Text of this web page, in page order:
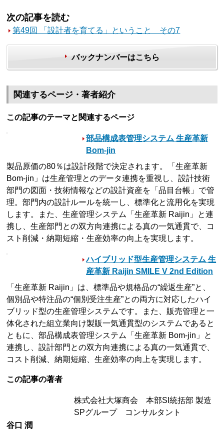
次の記事を読む
第49回 「設計者を育てる」ということ その7
バックナンバーはこちら
関連するページ・著者紹介
この記事のテーマと関連するページ
部品構成表管理システム 生産革新
Bom-jin
製品原価の80％は設計段階で決定されます。「生産革新
Bom-jin」は生産管理とのデータ連携を重視し、設計技術
部門の図面・技術情報などの設計資産を「品目台帳」で管
理。部門内の設計ルールを統一し、標準化と流用化を実現
します。また、生産管理システム「生産革新 Raijin」と連
携し、生産部門との双方向連携による真の一気通貫で、コ
スト削減・納期短縮・生産効率の向上を実現します。
ハイブリッド型生産管理システム 生
産革新 Raijin SMILE V 2nd Edition
「生産革新 Raijin」は、標準品や規格品の“繰返生産”と、
個別品や特注品の“個別受注生産”との両方に対応したハイ
ブリッド型の生産管理システムです。また、販売管理と一
体化された組立業向け製販一気通貫型のシステムであると
ともに、部品構成表管理システム「生産革新 Bom-jin」と
連携し、設計部門との双方向連携による真の一気通貫で、
コスト削減、納期短縮、生産効率の向上を実現します。
この記事の著者
株式会社大塚商会 本部SI統括部 製造
SPグループ コンサルタント
谷口 潤